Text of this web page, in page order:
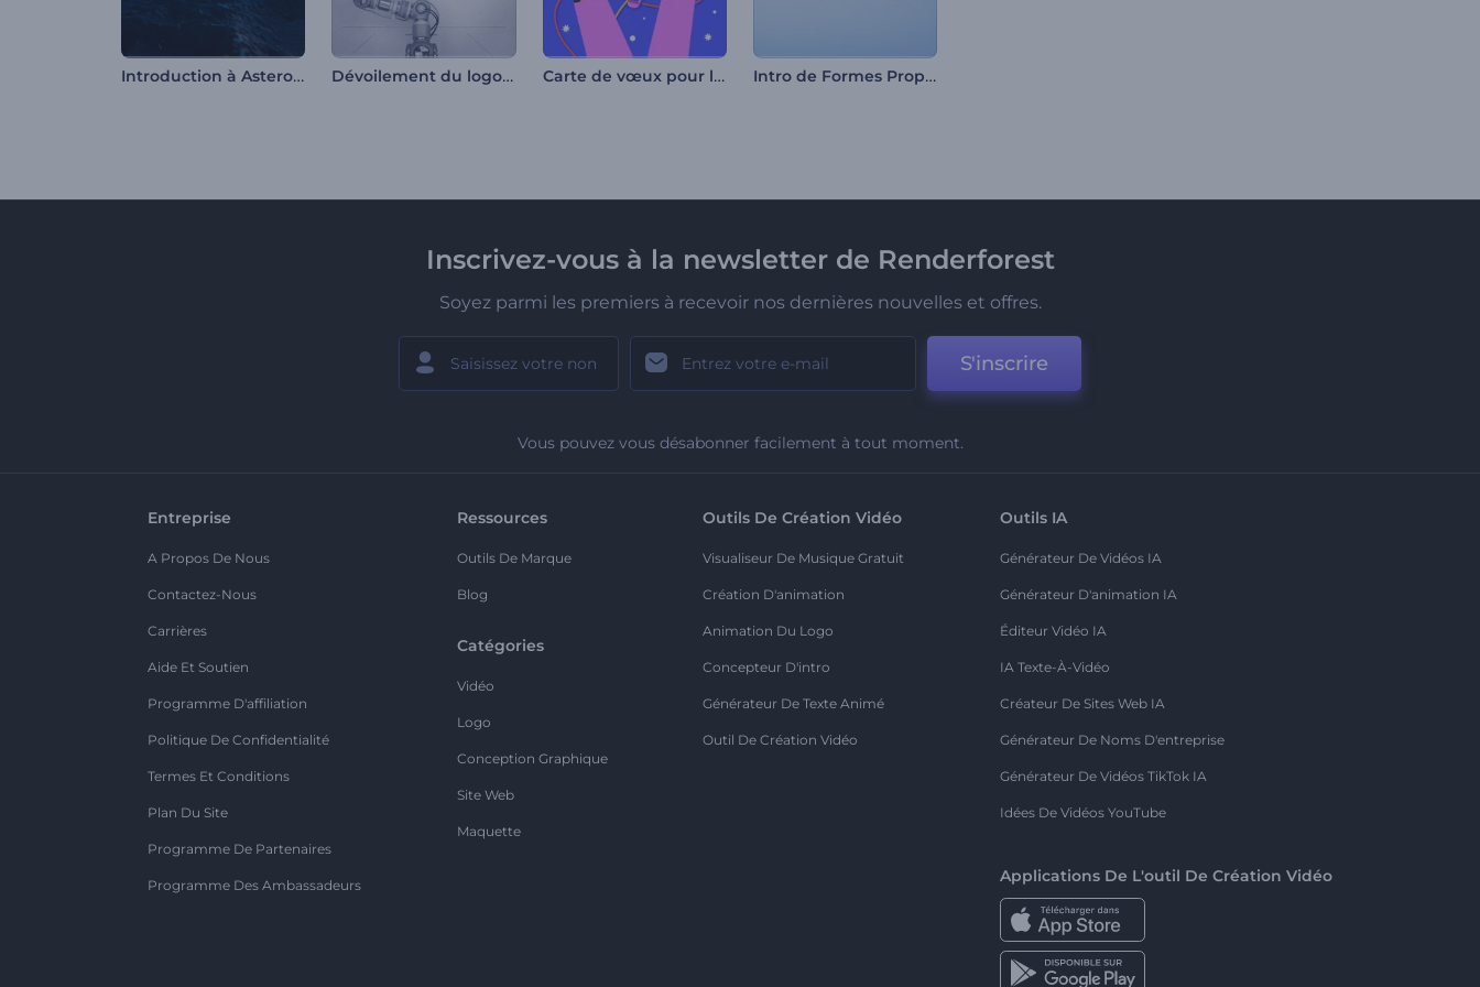
Introduction à Asteroid Crash Dévoilement du logo du bras robotique Carte de vœux pour la fête du travail Intro de Formes Propres
Inscrivez-vous à la newsletter de Renderforest
Soyez parmi les premiers à recevoir nos dernières nouvelles et offres.
S'inscrire
Vous pouvez vous désabonner facilement à tout moment.
Entreprise
A Propos De Nous
Contactez-Nous
Carrières
Aide Et Soutien
Programme D'affiliation
Politique De Confidentialité
Termes Et Conditions
Plan Du Site
Programme De Partenaires
Programme Des Ambassadeurs
Ressources
Outils De Marque
Blog
Catégories
Vidéo
Logo
Conception Graphique
Site Web
Maquette
Outils De Création Vidéo
Visualiseur De Musique Gratuit
Création D'animation
Animation Du Logo
Concepteur D'intro
Générateur De Texte Animé
Outil De Création Vidéo
Outils IA
Générateur De Vidéos IA
Générateur D'animation IA
Éditeur Vidéo IA
IA Texte-À-Vidéo
Créateur De Sites Web IA
Générateur De Noms D'entreprise
Générateur De Vidéos TikTok IA
Idées De Vidéos YouTube
Applications De L'outil De Création Vidéo